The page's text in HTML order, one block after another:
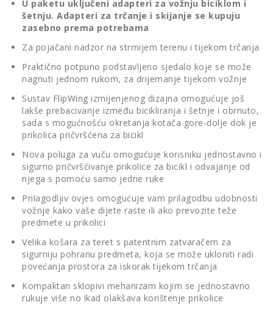
U paketu uključeni adapteri za vožnju biciklom i
šetnju. Adapteri za trčanje i skijanje se kupuju
zasebno prema potrebama
Za pojačani nadzor na strmijem terenu i tijekom trčanja
Praktično potpuno podstavljeno sjedalo koje se može
nagnuti jednom rukom, za drijemanje tijekom vožnje
Sustav FlipWing izmijenjenog dizajna omogućuje još
lakše prebacivanje između bicikliranja i šetnje i obrnuto,
sada s mogućnošću okretanja kotača gore-dolje dok je
prikolica pričvršćena za bicikl
Nova poluga za vuču omogućuje korisniku jednostavno i
sigurno pričvršćivanje prikolice za bicikl i odvajanje od
njega s pomoću samo jedne ruke
Prilagodljiv ovjes omogućuje vam prilagodbu udobnosti
vožnje kako vaše dijete raste ili ako prevozite teže
predmete u prikolici
Velika košara za teret s patentnim zatvaračem za
sigurniju pohranu predmeta, koja se može ukloniti radi
povećanja prostora za iskorak tijekom trčanja
Kompaktan sklopivi mehanizam kojim se jednostavno
rukuje više no ikad olakšava korištenje prikolice